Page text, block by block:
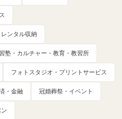
ンタル収納
塾・カルチャー・教育・教習所
フォトスタジオ・プリントサービス
・金融 冠婚葬祭・イベント